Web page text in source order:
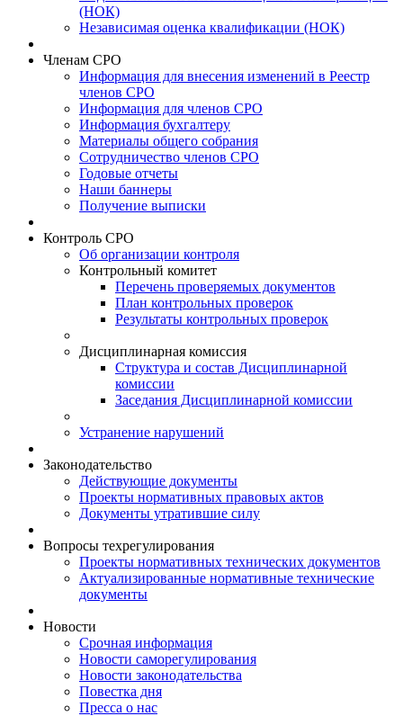
(НОК)
Независимая оценка квалификации (НОК)
Членам СРО
Информация для внесения изменений в Реестр
членов СРО
Информация для членов СРО
Информация бухгалтеру
Материалы общего собрания
Сотрудничество членов СРО
Годовые отчеты
Наши баннеры
Получение выписки
Контроль СРО
Об организации контроля
Контрольный комитет
Перечень проверяемых документов
План контрольных проверок
Результаты контрольных проверок
Дисциплинарная комиссия
Структура и состав Дисциплинарной
комиссии
Заседания Дисциплинарной комиссии
Устранение нарушений
Законодательство
Действующие документы
Проекты нормативных правовых актов
Документы утратившие силу
Вопросы техрегулирования
Проекты нормативных технических документов
Актуализированные нормативные технические
документы
Новости
Срочная информация
Новости саморегулирования
Новости законодательства
Повестка дня
Пресса о нас